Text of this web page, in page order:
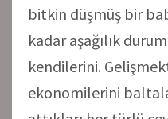
bitkin düşmüş bir
kadar aşağılık
kendilerini.
ekonomilerini